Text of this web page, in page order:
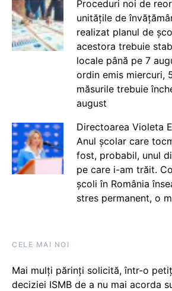
Proceduri noi de
unitățile de
realizat planul de
acestora trebuie
locale până pe 7
ordin emis miercuri,
măsurile trebuie
august
Directoarea Violeta
Anul școlar care
fost, probabil, unul
pe care i-am trăit.
școli în România
stres permanent, o
CELE MAI NOI
Mai mulți părinți solicită, într-o
deciziei ISMB de a nu mai acorda